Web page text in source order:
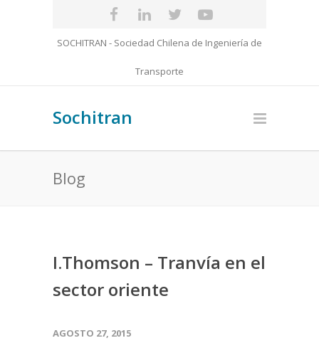
SOCHITRAN - Sociedad Chilena de Ingeniería de
Transporte
Sochitran
Blog
I.Thomson – Tranvía en el
sector oriente
AGOSTO 27, 2015